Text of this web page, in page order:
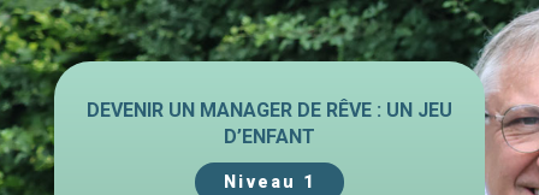
DEVENIR UN MANAGER DE RÊVE : UN JEU
D’ENFANT
Niveau 1